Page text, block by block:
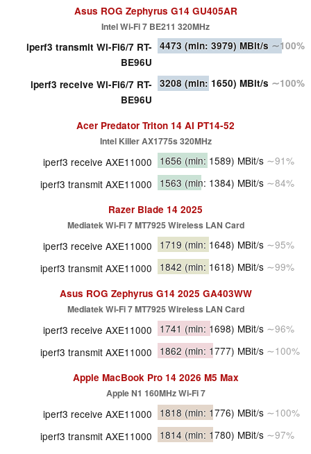
Asus ROG Zephyrus G14 GU405AR
Intel Wi-Fi 7 BE211 320MHz
iperf3 transmit Wi-Fi6/7 RT-
BE96U
4473 (min: 3979) MBit/s ∼100%
iperf3 receive Wi-Fi6/7 RT-
BE96U
3208 (min: 1650) MBit/s ∼100%
Acer Predator Triton 14 AI PT14-52
Intel Killer AX1775s 320MHz
iperf3 receive AXE11000 1656 (min: 1589) MBit/s ∼91%
iperf3 transmit AXE11000
1563 (min: 1384) MBit/s ∼84%
Razer Blade 14 2025
Mediatek Wi-Fi 7 MT7925 Wireless LAN Card
iperf3 receive AXE11000 1719 (min: 1648) MBit/s ∼95%
iperf3 transmit AXE11000
1842 (min: 1618) MBit/s ∼99%
Asus ROG Zephyrus G14 2025 GA403WW
Mediatek Wi-Fi 7 MT7925 Wireless LAN Card
iperf3 receive AXE11000 1741 (min: 1698) MBit/s ∼96%
iperf3 transmit AXE11000
1862 (min: 1777) MBit/s ∼100%
Apple MacBook Pro 14 2026 M5 Max
Apple N1 160MHz Wi-Fi 7
iperf3 receive AXE11000 1818 (min: 1776) MBit/s ∼100%
iperf3 transmit AXE11000
1814 (min: 1780) MBit/s ∼97%